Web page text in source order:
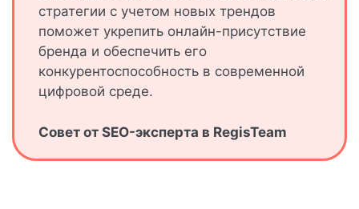
стратегии с учетом новых трендов
поможет укрепить онлайн-присутствие
бренда и обеспечить его
конкурентоспособность в современной
цифровой среде.
Совет от SEO-эксперта в RegisTeam